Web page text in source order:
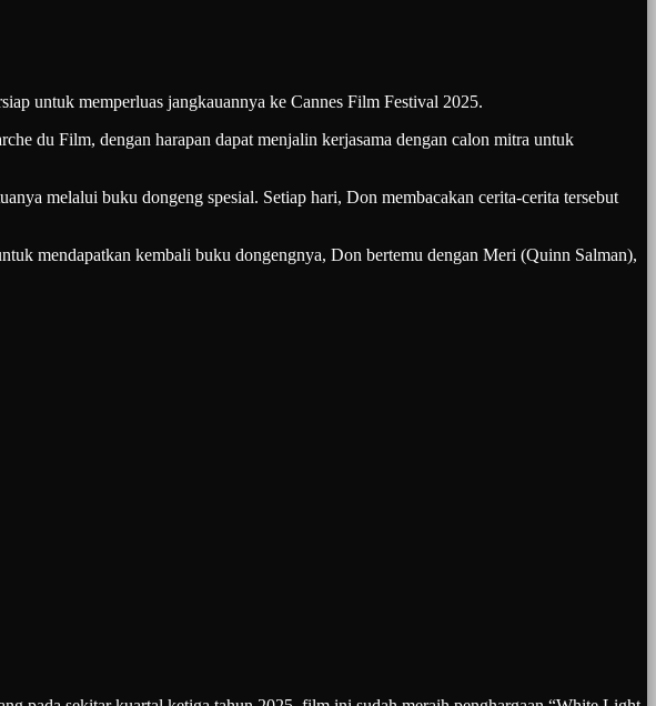
untuk memperluas jangkauannya ke Cannes Film Festival 2025.
du Film, dengan harapan dapat menjalin kerjasama dengan calon mitra untuk
melalui buku dongeng spesial. Setiap hari, Don membacakan cerita-cerita tersebut
mendapatkan kembali buku dongengnya, Don bertemu dengan Meri (Quinn Salman),